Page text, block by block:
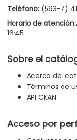
Teléfono: (593-7)
Horario de atención:
16:45
Sobre el
Acerca del
Términos de
API CKAN
Acceso por